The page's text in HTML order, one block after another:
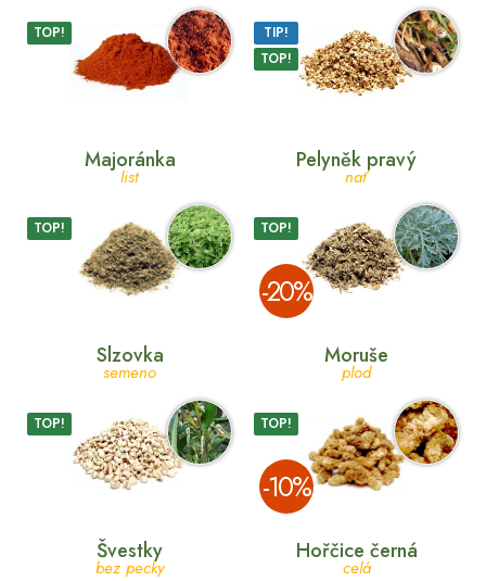
TOP!
TIP!
TOP!
Majoránka
list
TOP!
Pelyněk pravý
nať
TOP!
­-20%
Slzovka
semeno
TOP!
Moruše
plod
TOP!
­-10%
Švestky
bez pecky
Hořčice černá
celá